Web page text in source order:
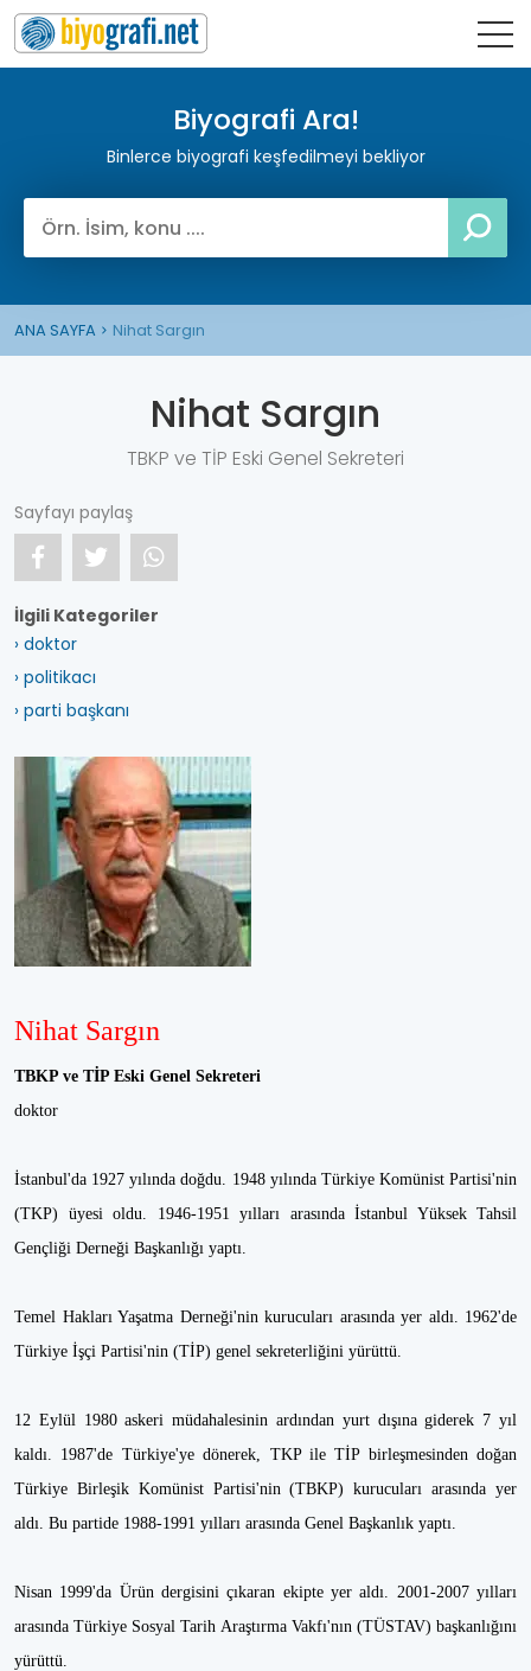
Biyografi Ara!
Binlerce biyografi keşfedilmeyi bekliyor
ANA SAYFA Nihat Sargın
Nihat Sargın
TBKP ve TİP Eski Genel Sekreteri
Sayfayı paylaş
İlgili Kategoriler
› doktor
› politikacı
› parti başkanı
Nihat Sargın
TBKP ve TİP Eski Genel Sekreteri
doktor
İstanbul'da 1927 yılında doğdu. 1948 yılında Türkiye Komünist Partisi'nin
(TKP) üyesi oldu. 1946-1951 yılları arasında İstanbul Yüksek Tahsil
Gençliği Derneği Başkanlığı yaptı.
Temel Hakları Yaşatma Derneği'nin kurucuları arasında yer aldı. 1962'de
Türkiye İşçi Partisi'nin (TİP) genel sekreterliğini yürüttü.
12 Eylül 1980 askeri müdahalesinin ardından yurt dışına giderek 7 yıl
kaldı. 1987'de Türkiye'ye dönerek, TKP ile TİP birleşmesinden doğan
Türkiye Birleşik Komünist Partisi'nin (TBKP) kurucuları arasında yer
aldı. Bu partide 1988-1991 yılları arasında Genel Başkanlık yaptı.
Nisan 1999'da Ürün dergisini çıkaran ekipte yer aldı. 2001-2007 yılları
arasında Türkiye Sosyal Tarih Araştırma Vakfı'nın (TÜSTAV) başkanlığını
yürüttü.